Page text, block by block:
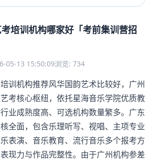
培训机构哪家好「考前集训营招
05-13 15:50:09浏览: 734
机构推荐风华国韵艺术比较好，广州
考核心枢纽，依托星海音乐学院优质教
业成熟度高、可选机构数量繁多。广东
全面，包含乐理听写、视唱、主项专业
表演、音乐教育、流行音乐多个报考方
现力与作品完整性。由于广州机构参差